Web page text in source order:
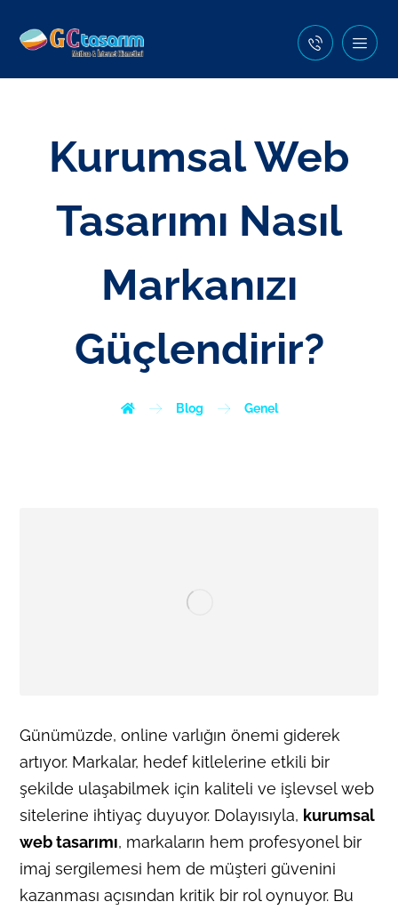
Kurumsal Web
Tasarımı Nasıl
Markanızı
Güçlendirir?
Blog Genel
Günümüzde, online varlığın önemi giderek
artıyor. Markalar, hedef kitlelerine etkili bir
şekilde ulaşabilmek için kaliteli ve işlevsel web
sitelerine ihtiyaç duyuyor. Dolayısıyla, kurumsal
web tasarımı, markaların hem profesyonel bir
imaj sergilemesi hem de müşteri güvenini
kazanması açısından kritik bir rol oynuyor. Bu